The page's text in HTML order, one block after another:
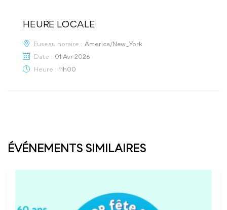
HEURE LOCALE
Fuseau horaire : America/New_York
Date : 01 Avr 2026
Heure : 11h00
ÉVÉNEMENTS SIMILAIRES